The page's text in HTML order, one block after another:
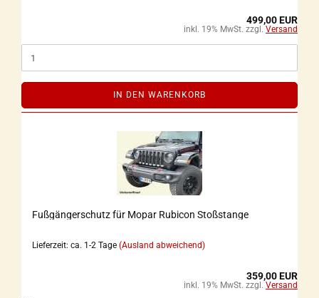
499,00 EUR
inkl. 19% MwSt. zzgl. Versand
IN DEN WARENKORB
Fußgängerschutz für Mopar Rubicon Stoßstange
Lieferzeit: ca. 1-2 Tage (Ausland abweichend)
359,00 EUR
inkl. 19% MwSt. zzgl. Versand